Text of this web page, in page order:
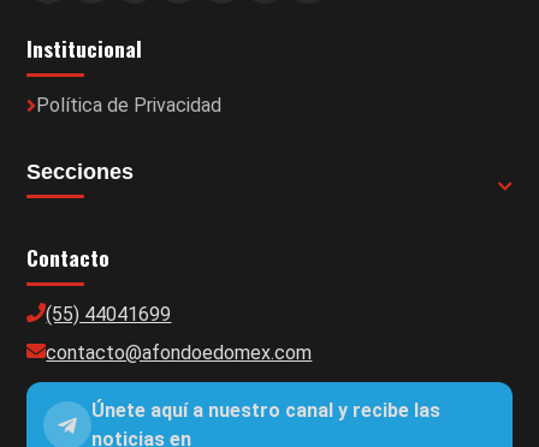
Institucional
Política de Privacidad
Secciones
Contacto
(55) 44041699
contacto@afondoedomex.com
Únete aquí a nuestro canal y recibe las
noticias en